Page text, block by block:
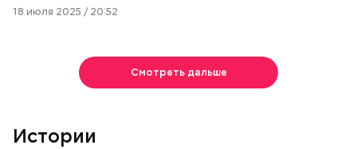
18 июля 2025 / 20:52
Смотреть дальше
Истории